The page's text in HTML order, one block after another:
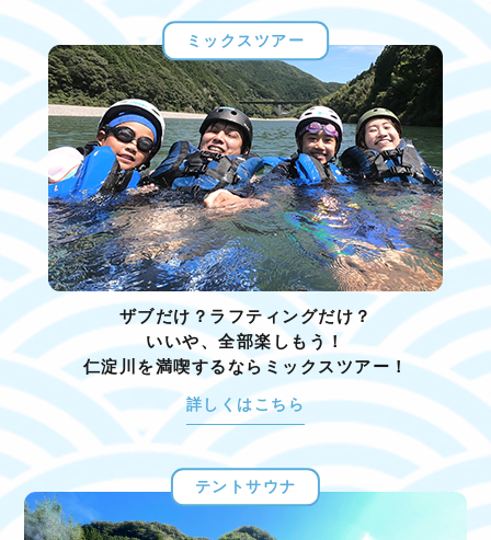
ミックスツアー
ザブだけ？ラフティングだけ？
いいや、全部楽しもう！
仁淀川を満喫するならミックスツアー！
詳しくはこちら
テントサウナ